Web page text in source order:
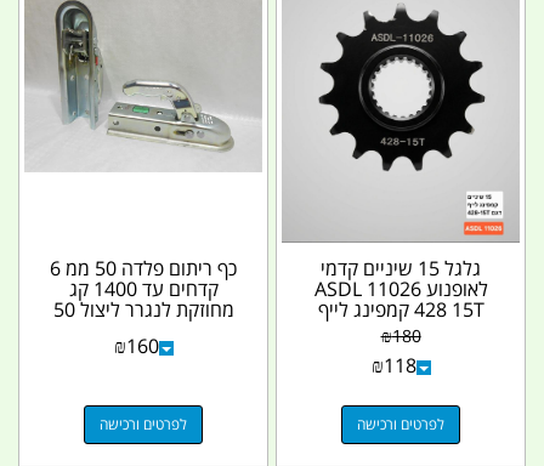
גלגל 15 שיניים קדמי
לאופנוע ASDL 11026
428 15T קמפינג לייף
₪180
₪118
לפרטים ורכישה
כף ריתום פלדה 50 ממ 6
קדחים עד 1400 קג
מחוזקת לנגרר ליצול 50
על 50 מילימטר...
₪160
לפרטים ורכישה